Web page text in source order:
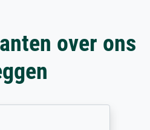
over ons